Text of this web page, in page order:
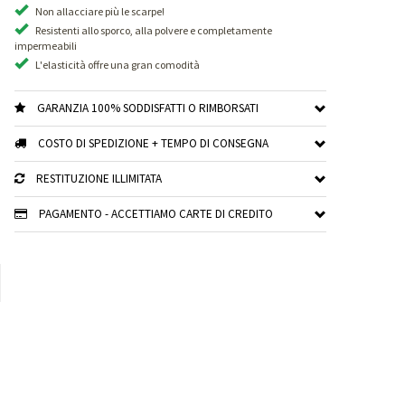
Non allacciare più le scarpe!
Resistenti allo sporco, alla polvere e completamente
impermeabili
L'elasticità offre una gran comodità
GARANZIA 100% SODDISFATTI O RIMBORSATI
COSTO DI SPEDIZIONE + TEMPO DI CONSEGNA
RESTITUZIONE ILLIMITATA
PAGAMENTO - ACCETTIAMO CARTE DI CREDITO